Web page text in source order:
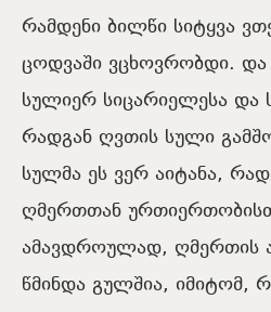
რამდენი ბილწი სიტყვა
ცოდვაში ვცხოვრობდი.
სულიერ სიცარიელესა და
რადგან ღვთის სული
სულმა ეს ვერ აიტანა,
ღმერთთან
ამავდროულად,
წმინდა გულშია, იმიტომ,